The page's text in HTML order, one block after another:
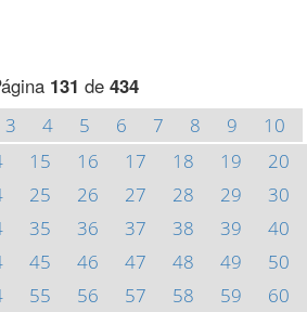
131 de 434
3 4 5 6 7 8 9
10
15 16 17 18 19
20
25 26 27 28 29
30
35 36 37 38 39
40
45 46 47 48 49
50
55 56 57 58 59
60